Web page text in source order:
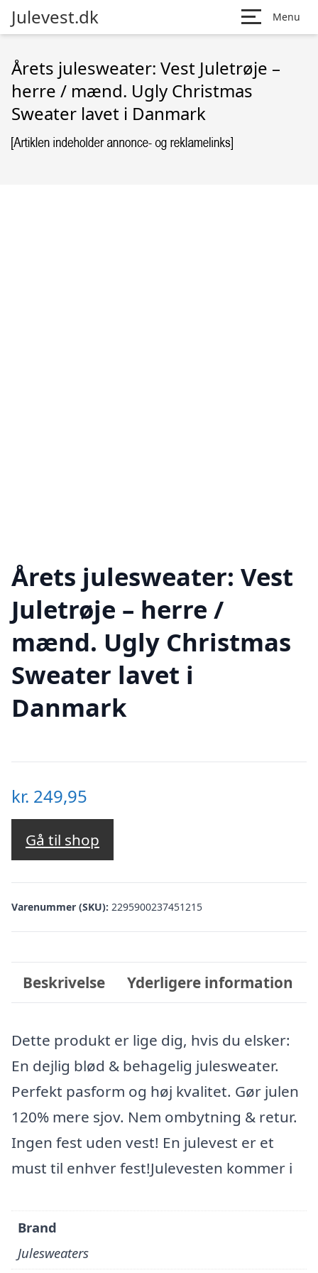
Julevest.dk Menu
Årets julesweater: Vest Juletrøje –
herre / mænd. Ugly Christmas
Sweater lavet i Danmark
Årets julesweater: Vest
Juletrøje – herre /
mænd. Ugly Christmas
Sweater lavet i
Danmark
kr. 249,95
Gå til shop
Varenummer (SKU): 2295900237451215
Beskrivelse Yderligere information
Dette produkt er lige dig, hvis du elsker:
En dejlig blød & behagelig julesweater.
Perfekt pasform og høj kvalitet. Gør julen
120% mere sjov. Nem ombytning & retur.
Ingen fest uden vest! En julevest er et
must til enhver fest!Julevesten kommer i
Brand
Julesweaters